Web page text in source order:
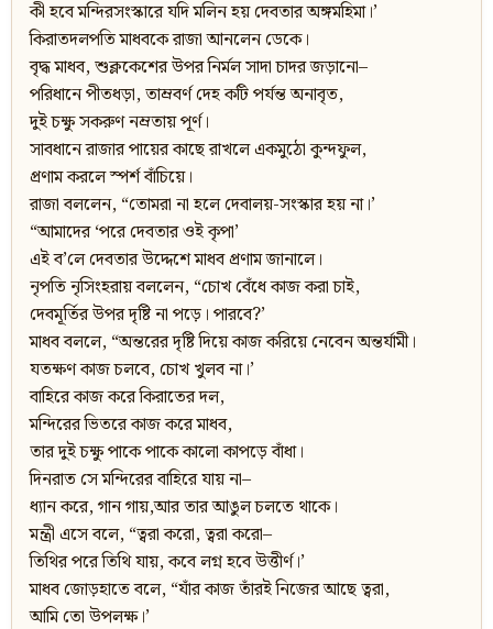
কী হবে মন্দিরসংস্কারে যদি মলিন হয় দেবতার অঙ্গমহিমা।’
কিরাতদলপতি মাধবকে রাজা আনলেন ডেকে।
বৃদ্ধ মাধব, শুক্লকেশের উপর নির্মল সাদা চাদর জড়ানো–
পরিধানে পীতধড়া, তাম্রবর্ণ দেহ কটি পর্যন্ত অনাবৃত,
দুই চক্ষু সকরুণ নম্রতায় পূর্ণ।
সাবধানে রাজার পায়ের কাছে রাখলে একমুঠো কুন্দফুল,
প্রণাম করলে স্পর্শ বাঁচিয়ে।
রাজা বললেন, “তোমরা না হলে দেবালয়-সংস্কার হয় না।’
“আমাদের ‘পরে দেবতার ওই কৃপা’
এই ব’লে দেবতার উদ্দেশে মাধব প্রণাম জানালে।
নৃপতি নৃসিংহরায় বললেন, “চোখ বেঁধে কাজ করা চাই,
দেবমূর্তির উপর দৃষ্টি না পড়ে। পারবে?’
মাধব বললে, “অন্তরের দৃষ্টি দিয়ে কাজ করিয়ে নেবেন অন্তর্যামী।
যতক্ষণ কাজ চলবে, চোখ খুলব না।’
বাহিরে কাজ করে কিরাতের দল,
মন্দিরের ভিতরে কাজ করে মাধব,
তার দুই চক্ষু পাকে পাকে কালো কাপড়ে বাঁধা।
দিনরাত সে মন্দিরের বাহিরে যায় না–
ধ্যান করে, গান গায়,আর তার আঙুল চলতে থাকে।
মন্ত্রী এসে বলে, “ত্বরা করো, ত্বরা করো–
তিথির পরে তিথি যায়, কবে লগ্ন হবে উত্তীর্ণ।’
মাধব জোড়হাতে বলে, “যাঁর কাজ তাঁরই নিজের আছে ত্বরা,
আমি তো উপলক্ষ।’